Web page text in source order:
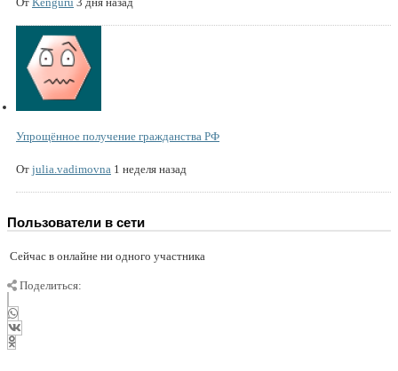
Упрощённое получение гражданства РФ
От julia.vadimovna 1 неделя назад
Пользователи в сети
Сейчас в онлайне ни одного участника
Поделиться: